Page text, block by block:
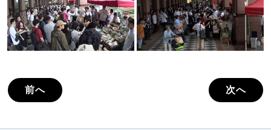
前へ 次へ